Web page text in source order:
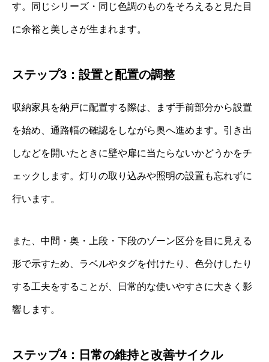
す。同じシリーズ・同じ色調のものをそろえると見た目
に余裕と美しさが生まれます。
ステップ3：設置と配置の調整
収納家具を納戸に配置する際は、まず手前部分から設置
を始め、通路幅の確認をしながら奥へ進めます。引き出
しなどを開いたときに壁や扉に当たらないかどうかをチ
ェックします。灯りの取り込みや照明の設置も忘れずに
行います。
また、中間・奥・上段・下段のゾーン区分を目に見える
形で示すため、ラベルやタグを付けたり、色分けしたり
する工夫をすることが、日常的な使いやすさに大きく影
響します。
ステップ4：日常の維持と改善サイクル